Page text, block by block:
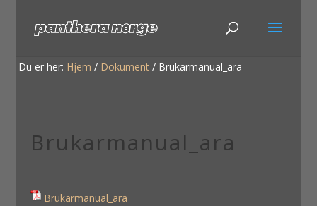
Du er her: Hjem / Dokument / Brukarmanual_ara
Brukarmanual_ara
Brukarmanual_ara